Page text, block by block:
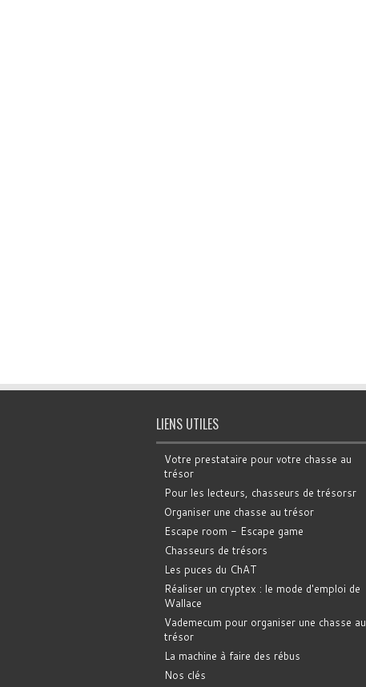
LIENS UTILES
Votre prestataire pour votre chasse au
trésor
Pour les lecteurs, chasseurs de trésorsr
Organiser une chasse au trésor
Escape room - Escape game
Chasseurs de trésors
Les puces du ChAT
Réaliser un cryptex : le mode d'emploi de
Wallace
Vademecum pour organiser une chasse au
trésor
La machine à faire des rébus
Nos clés